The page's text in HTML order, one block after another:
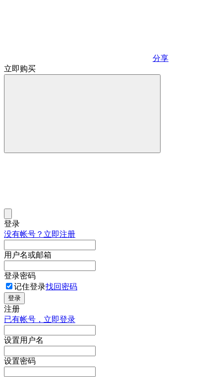
分享
立即购买
登录
没有帐号？立即注册
用户名或邮箱
登录密码
记住登录找回密码
登录
注册
已有帐号，立即登录
设置用户名
设置密码